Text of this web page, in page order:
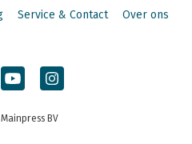
Service & Contact Over ons
BV